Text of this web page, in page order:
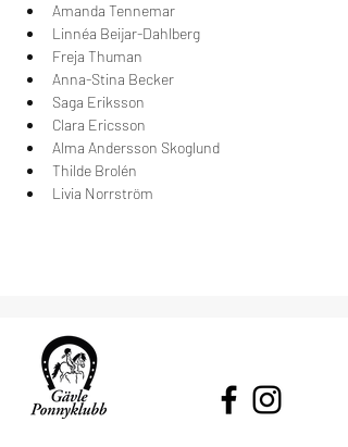
Amanda Tennemar
Linnéa Beijar-Dahlberg
Freja Thuman
Anna-Stina Becker
Saga Eriksson
Clara Ericsson
Alma Andersson Skoglund
Thilde Brolén
Livia Norrström